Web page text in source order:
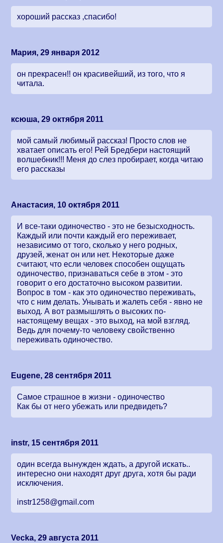
хороший рассказ ,спасибо!
Мария, 29 января 2012
он прекрасен!! он красивейший, из того, что я
читала.
ксюша, 29 октября 2011
мой самый любимый рассказ! Просто слов не
хватает описать его! Рей Бредбери настоящий
волшебник!!! Меня до слез пробирает, когда читаю
его рассказы
Анастасия, 10 октября 2011
И все-таки одиночество - это не безысходность.
Каждый или почти каждый его переживает,
независимо от того, сколько у него родных,
друзей, женат он или нет. Некоторые даже
считают, что если человек способен ощущать
одиночество, признаваться себе в этом - это
говорит о его достаточно высоком развитии.
Вопрос в том - как это одиночество переживать,
что с ним делать. Унывать и жалеть себя - явно не
выход. А вот размышлять о высоких по-
настоящему вещах - это выход, на мой взгляд.
Ведь для почему-то человеку свойственно
переживать одиночество.
Eugene, 28 сентября 2011
Самое страшное в жизни - одиночество
Как бы от него убежать или предвидеть?
instr, 15 сентября 2011
один всегда вынужден ждать, а другой искать..
интересно они находят друг друга, хотя бы ради
исключения.
instr1258@gmail.com
Vecka, 29 августа 2011